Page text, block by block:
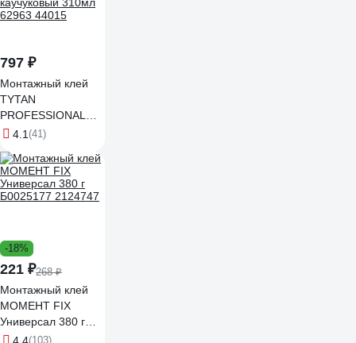
797 ₽
Монтажный клей
TYTAN
PROFESSIONAL
HEAVY DUTY
62963 44015
4.1 (41)
-18%
221 ₽268 ₽
Монтажный клей
МОМЕНТ FIX
Универсал 380 г
Б0025177 2124747
(103)